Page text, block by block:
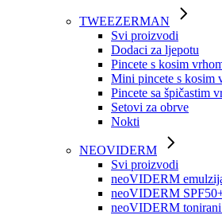
TWEEZERMAN
Svi proizvodi
Dodaci za ljepotu
Pincete s kosim
Mini pincete s kosim
Pincete sa špičastim
Setovi za obrve
Nokti
NEOVIDERM
Svi proizvodi
neoVIDERM
neoVIDERM
neoVIDERM